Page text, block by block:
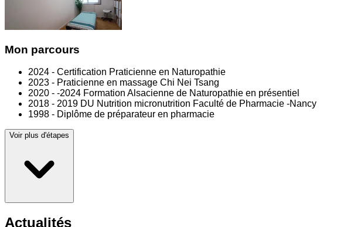
Mon parcours
2024 - Certification Praticienne en Naturopathie
2023 - Praticienne en massage Chi Nei Tsang
2020 - -2024 Formation Alsacienne de Naturopathie en présentiel
2018 - 2019 DU Nutrition micronutrition Faculté de Pharmacie -Nancy
1998 - Diplôme de préparateur en pharmacie
Voir plus d'étapes
Actualités